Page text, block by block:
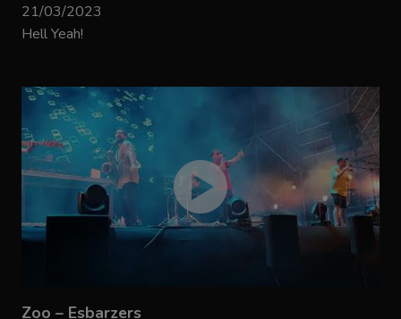
21/03/2023
Hell Yeah!
Zoo – Esbarzers